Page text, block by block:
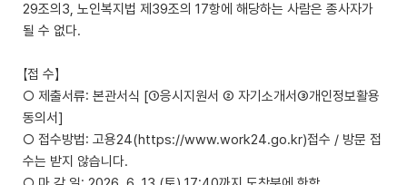
29조의3, 노인복지법 제39조의 17항에 해당하는 사람은 종사자가
될 수 없다.
【접 수】
○ 제출서류: 본관서식 [①응시지원서 ② 자기소개서③개인정보활용
동의서]
○ 접수방법: 고용24(https://www.work24.go.kr)접수 / 방문 접
수는 받지 않습니다.